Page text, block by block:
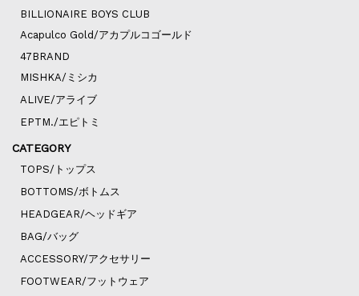
BILLIONAIRE BOYS CLUB
Acapulco Gold/アカプルコゴールド
47BRAND
MISHKA/ミシカ
ALIVE/アライブ
EPTM./エピトミ
CATEGORY
TOPS/トップス
BOTTOMS/ボトムス
HEADGEAR/ヘッドギア
BAG/バッグ
ACCESSORY/アクセサリー
FOOTWEAR/フットウェア